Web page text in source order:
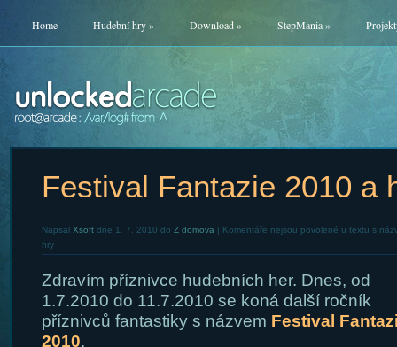
Home Hudební hry» Download» StepMania»
Festival Fantazie 2010 a
Napsal Xsoftdne 1. 7. 2010 do Z domova | Komentáře nejsou povolené u textu s
hry
Zdravím příznivce hudebních her. Dnes, od
1.7.2010 do 11.7.2010 se koná další ročník
příznivců fantastiky s názvem Festival
2010.